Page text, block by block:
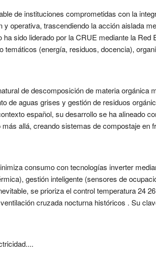
de instituciones comprometidas con la
operativa, trascendiendo la acción aislada
sido liderado por la CRUE mediante la Red
(energía, residuos, docencia),
de descomposición de materia orgánica
de aguas grises y gestión de residuos
español, su desarrollo se ha alineado
allá, creando sistemas de compostaje en
consumo con tecnologías inverter
gestión inteligente (sensores de
se prioriza el control temperatura 24
cruzada nocturna históricos . Su